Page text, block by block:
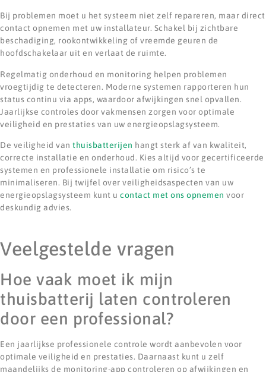
Bij problemen moet u het systeem niet zelf repareren, maar direct
contact opnemen met uw installateur. Schakel bij zichtbare
beschadiging, rookontwikkeling of vreemde geuren de
hoofdschakelaar uit en verlaat de ruimte.
Regelmatig onderhoud en monitoring helpen problemen
vroegtijdig te detecteren. Moderne systemen rapporteren hun
status continu via apps, waardoor afwijkingen snel opvallen.
Jaarlijkse controles door vakmensen zorgen voor optimale
veiligheid en prestaties van uw energieopslagsysteem.
De veiligheid van thuisbatterijen hangt sterk af van kwaliteit,
correcte installatie en onderhoud. Kies altijd voor gecertificeerde
systemen en professionele installatie om risico’s te
minimaliseren. Bij twijfel over veiligheidsaspecten van uw
energieopslagsysteem kunt u contact met ons opnemen voor
deskundig advies.
Veelgestelde vragen
Hoe vaak moet ik mijn
thuisbatterij laten controleren
door een professional?
Een jaarlijkse professionele controle wordt aanbevolen voor
optimale veiligheid en prestaties. Daarnaast kunt u zelf
maandelijks de monitoring-app controleren op afwijkingen en